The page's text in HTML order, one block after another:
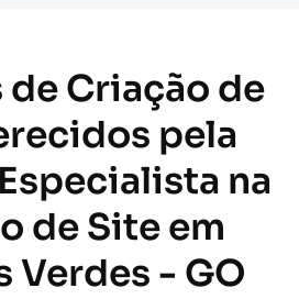
Criação de
pela
na
de Site em
Verdes - GO